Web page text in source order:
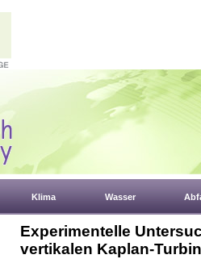
Klima Wasser
Experimentelle
vertikalen Kaplan-